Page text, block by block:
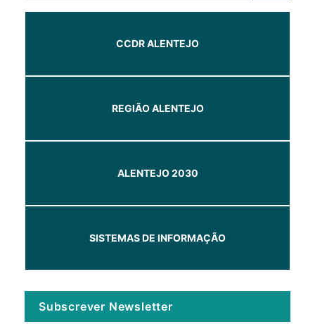
CCDR ALENTEJO
REGIÃO ALENTEJO
ALENTEJO 2030
SISTEMAS DE INFORMAÇÃO
Subscrever Newsletter